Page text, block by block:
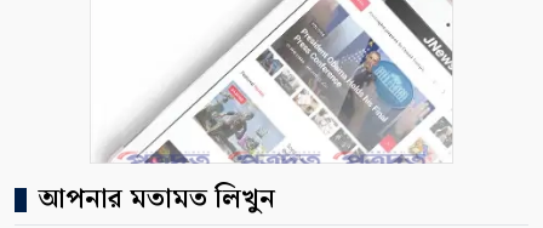
আপনার মতামত লিখুন